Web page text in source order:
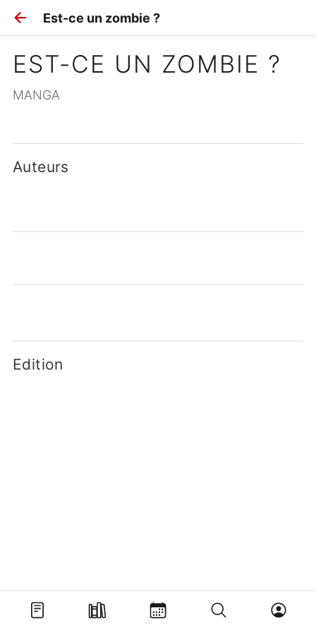
Est-ce un zombie ?
EST-CE UN ZOMBIE ?
MANGA
Auteurs
Edition